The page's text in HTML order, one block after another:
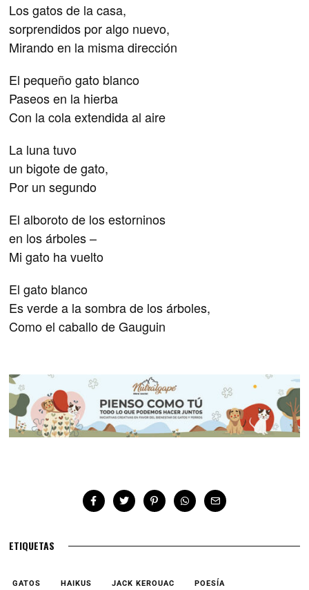
Los gatos de la casa,
sorprendidos por algo nuevo,
Mirando en la misma dirección
El pequeño gato blanco
Paseos en la hierba
Con la cola extendida al aire
La luna tuvo
un bigote de gato,
Por un segundo
El alboroto de los estorninos
en los árboles –
Mi gato ha vuelto
El gato blanco
Es verde a la sombra de los árboles,
Como el caballo de Gauguin
ETIQUETAS
GATOS HAIKUS JACK KEROUAC POESÍA